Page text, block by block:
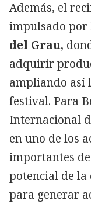
Además, el
impulsado por
del Grau,
adquirir
ampliando así
festival. Para
Internacional
en uno de los
importantes
potencial de
para generar